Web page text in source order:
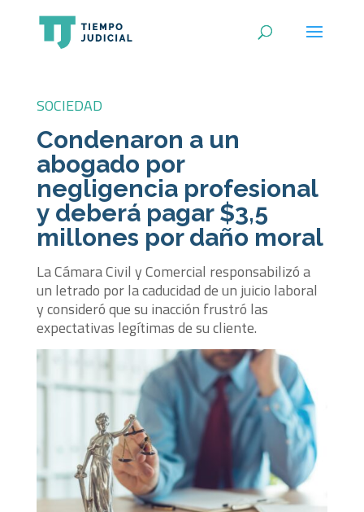
SOCIEDAD
Condenaron a un
abogado por
negligencia profesional
y deberá pagar $3,5
millones por daño moral
La Cámara Civil y Comercial responsabilizó a
un letrado por la caducidad de un juicio laboral
y consideró que su inacción frustró las
expectativas legítimas de su cliente.